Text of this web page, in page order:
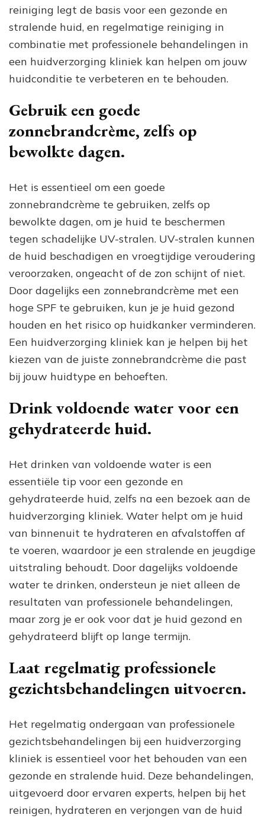
reiniging legt de basis voor een gezonde en
stralende huid, en regelmatige reiniging in
combinatie met professionele behandelingen in
een huidverzorging kliniek kan helpen om jouw
huidconditie te verbeteren en te behouden.
Gebruik een goede
zonnebrandcrème, zelfs op
bewolkte dagen.
Het is essentieel om een goede
zonnebrandcrème te gebruiken, zelfs op
bewolkte dagen, om je huid te beschermen
tegen schadelijke UV-stralen. UV-stralen kunnen
de huid beschadigen en vroegtijdige veroudering
veroorzaken, ongeacht of de zon schijnt of niet.
Door dagelijks een zonnebrandcrème met een
hoge SPF te gebruiken, kun je je huid gezond
houden en het risico op huidkanker verminderen.
Een huidverzorging kliniek kan je helpen bij het
kiezen van de juiste zonnebrandcrème die past
bij jouw huidtype en behoeften.
Drink voldoende water voor een
gehydrateerde huid.
Het drinken van voldoende water is een
essentiële tip voor een gezonde en
gehydrateerde huid, zelfs na een bezoek aan de
huidverzorging kliniek. Water helpt om je huid
van binnenuit te hydrateren en afvalstoffen af
te voeren, waardoor je een stralende en jeugdige
uitstraling behoudt. Door dagelijks voldoende
water te drinken, ondersteun je niet alleen de
resultaten van professionele behandelingen,
maar zorg je er ook voor dat je huid gezond en
gehydrateerd blijft op lange termijn.
Laat regelmatig professionele
gezichtsbehandelingen uitvoeren.
Het regelmatig ondergaan van professionele
gezichtsbehandelingen bij een huidverzorging
kliniek is essentieel voor het behouden van een
gezonde en stralende huid. Deze behandelingen,
uitgevoerd door ervaren experts, helpen bij het
reinigen, hydrateren en verjongen van de huid